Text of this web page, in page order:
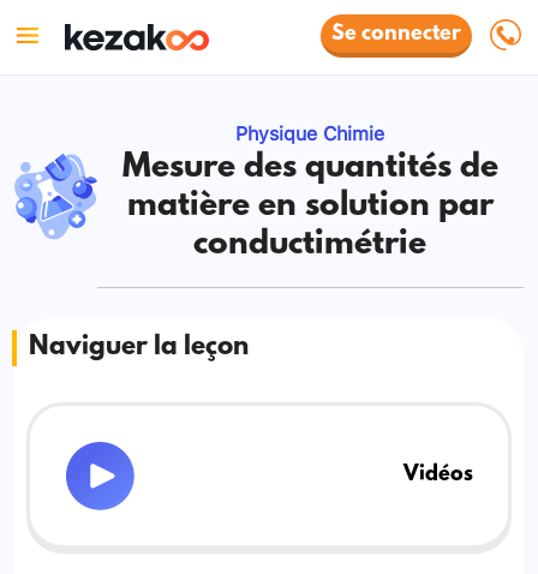
Se connecter
Physique Chimie
Mesure des quantités de
matière en solution par
conductimétrie
Naviguer la leçon
Vidéos